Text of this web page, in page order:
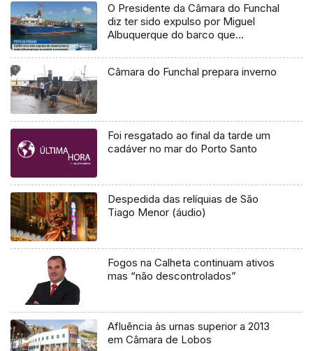
O Presidente da Câmara do Funchal
diz ter sido expulso por Miguel
Albuquerque do barco que
Câmara do Funchal prepara inverno
Foi resgatado ao final da tarde um
cadáver no mar do Porto Santo
Despedida das relíquias de São
Tiago Menor (áudio)
Fogos na Calheta continuam ativos
mas “não descontrolados”
Afluência às urnas superior a 2013
em Câmara de Lobos